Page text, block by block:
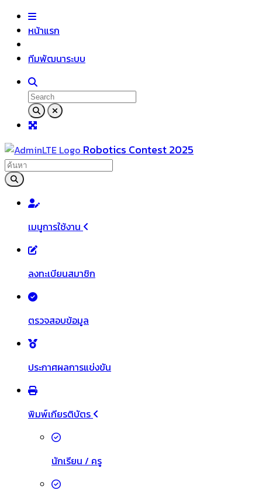
หน้าแรก
ทีมพัฒนาระบบ
Robotics Contest 2025
เมนูการใช้งาน
ลงทะเบียนสมาชิก
ตรวจสอบข้อมูล
ประกาศผลการแข่งขัน
พิมพ์เกียรติบัตร
นักเรียน / ครู